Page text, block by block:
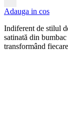
Adauga in cos
Indiferent de stilul
satinată din
transformând